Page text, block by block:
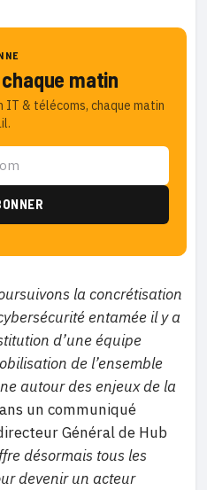
matin
& télécoms, chaque matin
la concrétisation
entamée il y a
d’une équipe
de l’ensemble
autour des enjeux de la
un communiqué
Général de Hub
désormais tous les
devenir un acteur